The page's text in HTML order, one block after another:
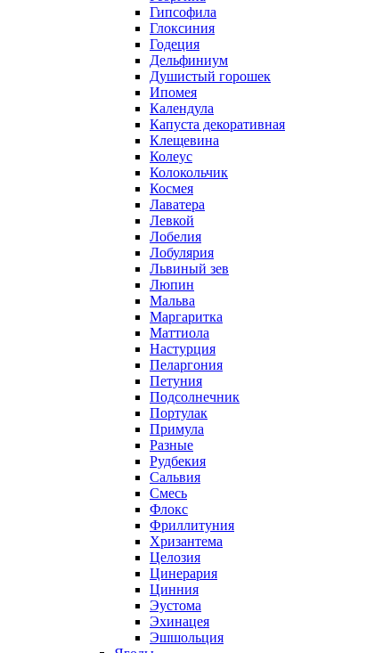
Гипсофила
Глоксиния
Годеция
Дельфиниум
Душистый горошек
Ипомея
Календула
Капуста декоративная
Клещевина
Колеус
Колокольчик
Космея
Лаватера
Левкой
Лобелия
Лобулярия
Львиный зев
Люпин
Мальва
Маргаритка
Маттиола
Настурция
Пеларгония
Петуния
Подсолнечник
Портулак
Примула
Разные
Рудбекия
Сальвия
Смесь
Флокс
Фриллитуния
Хризантема
Целозия
Цинерария
Цинния
Эустома
Эхинацея
Эшшольция